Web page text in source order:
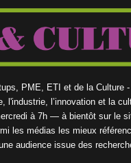
PME, ETI et de la Culture
l'industrie, l’innovation et la
à 7h — à bientôt sur le
les médias les mieux
audience issue des